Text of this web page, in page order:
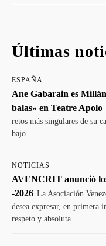
Últimas
ESPAÑA
Ane Gabarain es
balas» en Teatre Apolo
retos más singulares de su
bajo...
NOTICIAS
AVENCRIT anunció
-2026 La Asociación
desea expresar, en primera
respeto y absoluta...